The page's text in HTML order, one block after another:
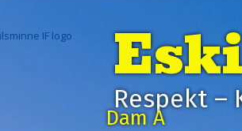
Respekt –
Dam A